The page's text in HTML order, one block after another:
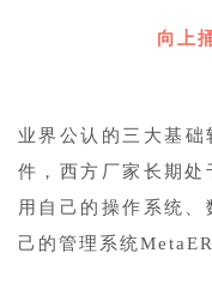
向上
业界公认的三大基
件，西方厂家长期处
用自己的操作系统、
己的管理系统